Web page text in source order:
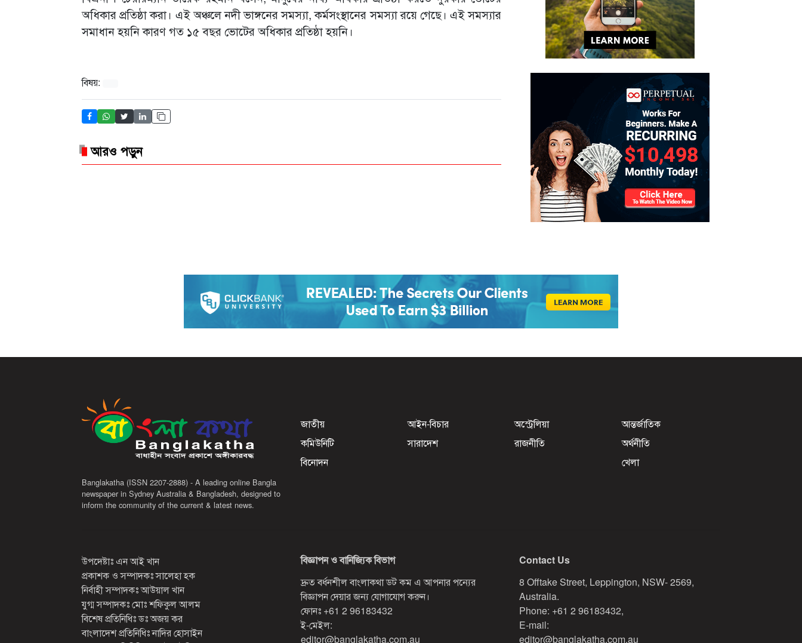
অধিকার প্রতিষ্ঠা করা। এই অঞ্চলে নদী ভাঙ্গনের সমস্যা, কর্মসংস্থানের সমস্যা রয়ে গেছে। এই সমস্যার
সমাধান হয়নি কারণ গত ১৫ বছর ভোটের অধিকার প্রতিষ্ঠা হয়নি।
বিষয়:
আরও পড়ুন
Banglakatha (ISSN 2207-2888) - A leading online Bangla
newspaper in Sydney Australia & Bangladesh, designed to
inform the community of the current & latest news.
জাতীয় আইন-বিচার অস্ট্রেলিয়া
আন্তর্জাতিক
কমিউনিটি
সারাদেশ রাজনীতি
অর্থনীতি
বিনোদন
খেলা
উপদেষ্টাঃ এন আই খান
প্রকাশক ও সম্পাদকঃ সালেহা হক
নির্বাহী সম্পাদকঃ আউয়াল খান
যুগ্ম সম্পাদকঃ মোঃ শফিকুল আলম
বিশেষ প্রতিনিধিঃ ডঃ অজয় কর
বাংলাদেশ প্রতিনিধিঃ নাদির হোসাইন
বিজ্ঞাপন ও বানিজ্যিক বিভাগ
দ্রুত বর্ধনশীল বাংলাকথা ডট কম এ আপনার পন্যের
বিজ্ঞাপন দেয়ার জন্য যোগাযোগ করুন।
ফোনঃ +61 2 96183432
ই-মেইল:
editor@banglakatha.com.au
Contact Us
8 Offtake Street, Leppington, NSW- 2569,
Australia.
Phone: +61 2 96183432,
E-mail:
editor@banglakatha.com.au